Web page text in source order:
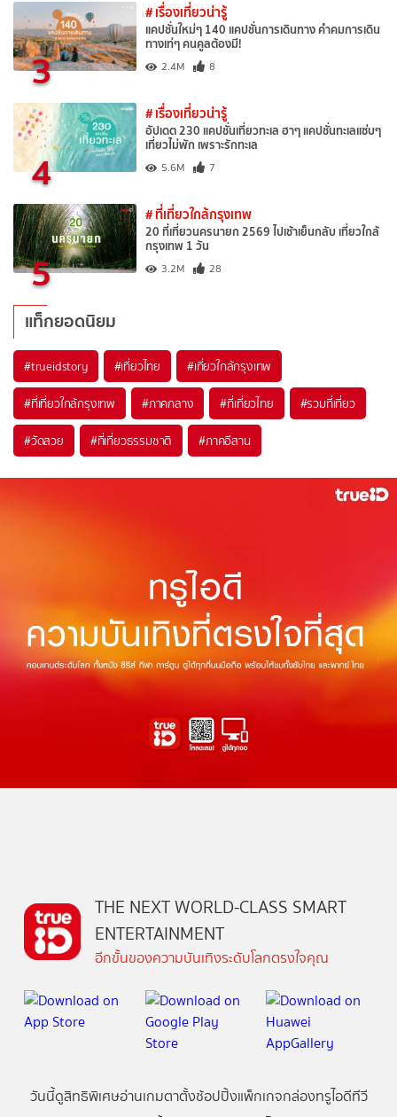
3
# เรื่องเที่ยวน่ารู้
แคปชั่นใหม่ๆ 140 แคปชั่นการเดินทาง คำคมการเดิน
ทางเท่ๆ คนคูลต้องมี!
2.4M 8
4
# เรื่องเที่ยวน่ารู้
อัปเดต 230 แคปชั่นเที่ยวทะเล ฮาๆ แคปชั่นทะเลแซ่บๆ
เที่ยวไม่พัก เพราะรักทะเล
5.6M 7
5
# ที่เที่ยวใกล้กรุงเทพ
20 ที่เที่ยวนครนายก 2569 ไปเช้าเย็นกลับ เที่ยวใกล้
กรุงเทพ 1 วัน
3.2M 28
แท็กยอดนิยม
#trueidstory #เที่ยวไทย #เที่ยวใกล้กรุงเทพ
#ที่เที่ยวใกล้กรุงเทพ #ภาคกลาง #ที่เที่ยวไทย #รวมที่เที่ยว
#วัดสวย #ที่เที่ยวธรรมชาติ #ภาคอีสาน
THE NEXT WORLD-CLASS SMART
ENTERTAINMENT
อีกขั้นของความบันเทิงระดับโลกตรงใจคุณ
วันนี้ดูสิทธิพิเศษอ่านเกมตาตั้งช้อปปิ้งแพ็กเกจกล่องทรูไอดีทีวี